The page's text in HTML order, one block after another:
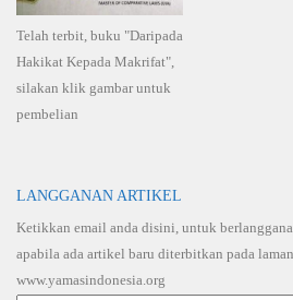
Telah terbit, buku "Daripada
Hakikat Kepada Makrifat",
silakan klik gambar untuk
pembelian
LANGGANAN ARTIKEL
Ketikkan email anda disini, untuk
apabila ada artikel baru diterbitkan pada
www.yamasindonesia.org